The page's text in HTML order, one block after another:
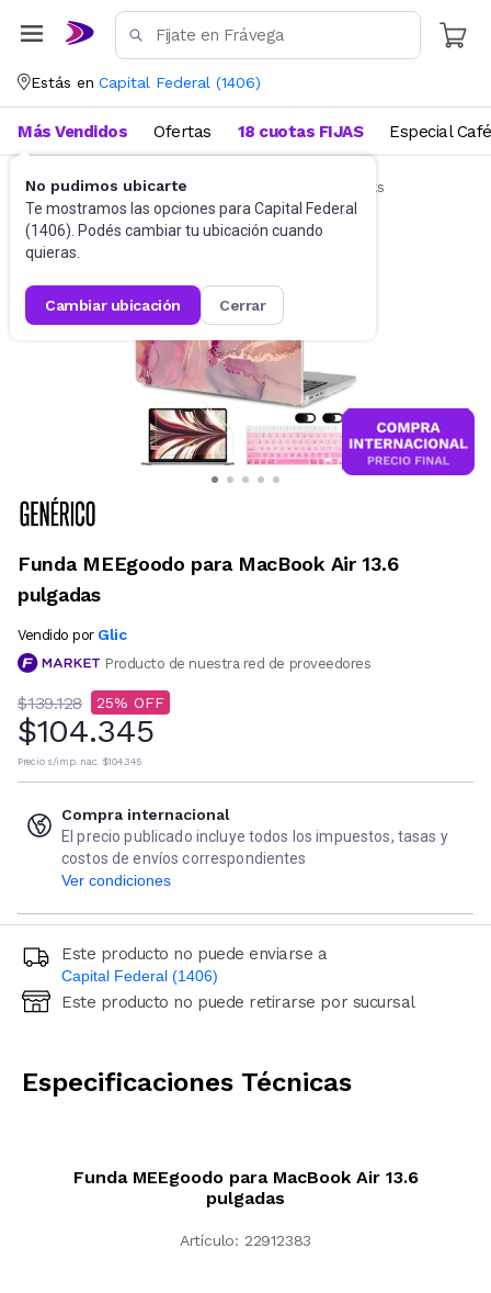
Estás en Capital Federal (1406)
No pudimos ubicarte
Te mostramos las opciones para Capital Federal
(1406). Podés cambiar tu ubicación cuando
quieras.
cambiar ubicación cerrar
Más Vendidos Ofertas 18 cuotas FIJAS Especial Café
Accesorios de Informática Funda Notebooks
Funda MEEgoodo para MacBook Air 13.6
pulgadas
Vendido por Glic
Producto de nuestra red de proveedores
$139.128 25
$104.345
Precio s/imp. nac. $104.345
Compra internacional
El precio publicado incluye todos los impuestos, tasas y
costos de envíos correspondientes
Ver condiciones
Este producto no puede enviarse a
Capital Federal (1406)
Ingresá código postal (sólo números)
Este producto no puede retirarse por sucursal
Especificaciones Técnicas
Funda MEEgoodo para MacBook Air 13.6
pulgadas
Artículo: 22912383